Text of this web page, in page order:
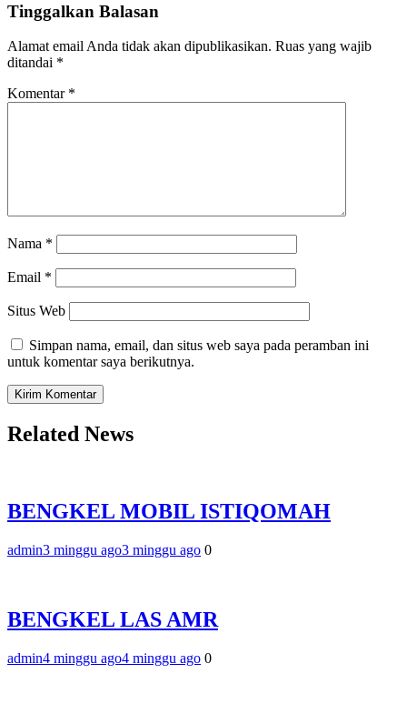
Tinggalkan Balasan
Alamat email Anda tidak akan dipublikasikan. Ruas yang wajib
ditandai *
Komentar *
Nama *
Email *
Situs Web
Simpan nama, email, dan situs web saya pada peramban ini
untuk komentar saya berikutnya.
Related News
BENGKEL MOBIL ISTIQOMAH
admin3 minggu ago3 minggu ago 0
BENGKEL LAS AMR
admin4 minggu ago4 minggu ago 0